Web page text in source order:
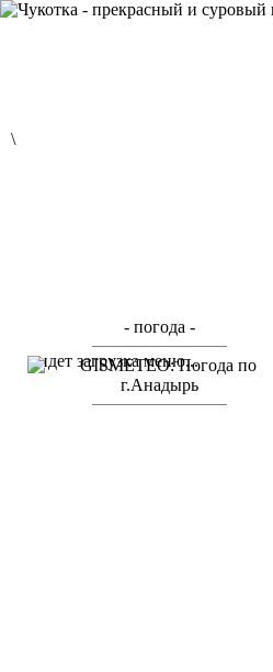
идет загрузка меню...
\
- погода -